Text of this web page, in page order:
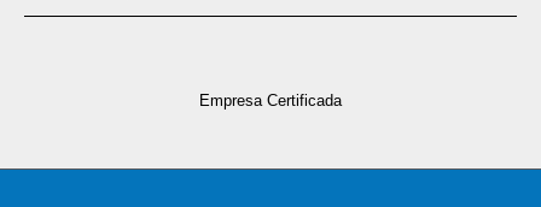
Empresa Certificada